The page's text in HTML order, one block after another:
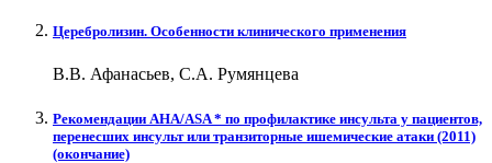
Церебролизин. Особенности клинического применения
В.В. Афанасьев, С.А. Румянцева
Рекомендации AHA/ASA * по профилактике инсульта у пациентов,
перенесших инсульт или транзиторные ишемические атаки (2011)
(окончание)